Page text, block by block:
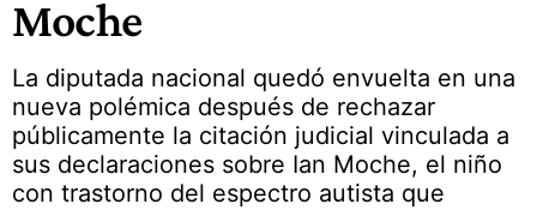
Moche
La diputada nacional quedó envuelta en una
nueva polémica después de rechazar
públicamente la citación judicial vinculada a
sus declaraciones sobre Ian Moche, el niño
con trastorno del espectro autista que